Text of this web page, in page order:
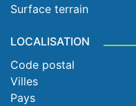
Surface terrain
LOCALISATION
Code postal
Villes
Pays